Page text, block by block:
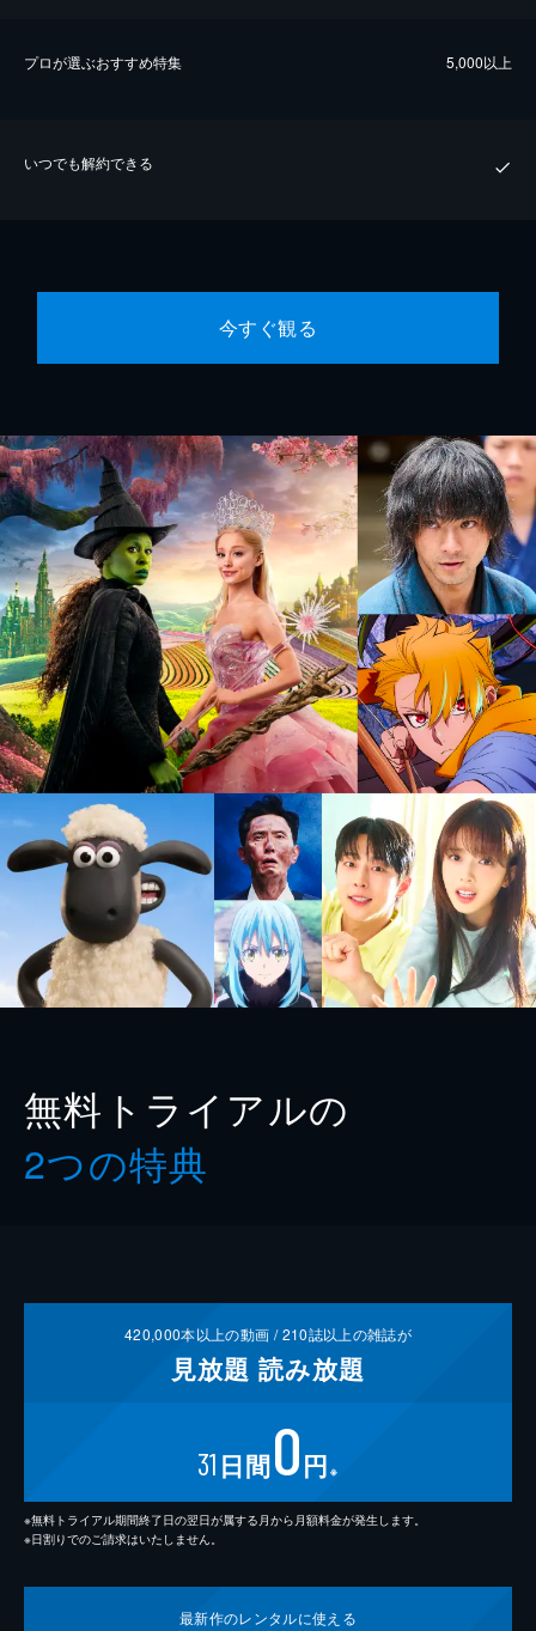
プロが選ぶおすすめ特集 5,000以上
いつでも解約できる
今すぐ観る
無料トライアルの
2つの特典
420,000本以上の動画 /210誌以上の雑誌が
見放題 読み放題
31 日間0円 ※
※無料トライアル期間終了日の翌日が属する月から月額料金が発生します。
※日割りでのご請求はいたしません。
最新作のレンタルに使える